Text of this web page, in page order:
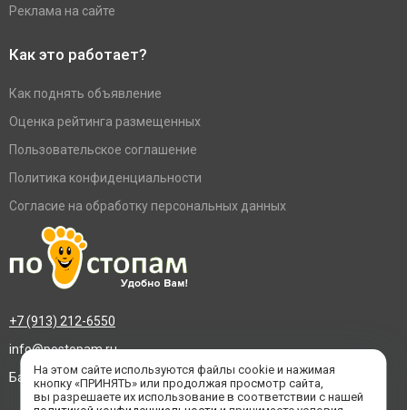
Реклама на сайте
Как это работает?
Как поднять объявление
Оценка рейтинга размещенных
Пользовательское соглашение
Политика конфиденциальности
Согласие на обработку персональных данных
+7 (913) 212-6550
info@postopam.ru
Барнаул, пр. Социалистический 109, оф.455
На этом сайте используются файлы cookie и нажимая
кнопку «ПРИНЯТЬ» или продолжая просмотр сайта,
вы разрешаете их использование в соответствии с нашей